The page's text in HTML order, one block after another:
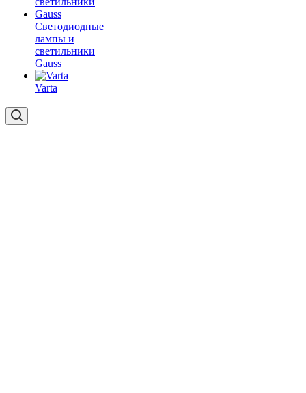
Светодиодные
лампы и
светильники
Gauss
Varta